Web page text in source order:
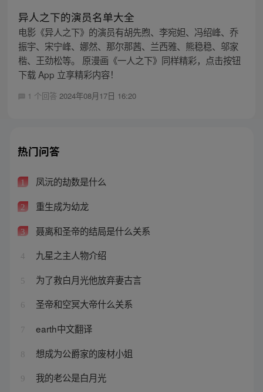
异人之下的演员名单大全
电影《异人之下》的演员有胡先煦、李宛妲、冯绍峰、乔
振宇、宋宁峰、娜然、那尔那茜、兰西雅、熊稳稳、邬家
楷、王劲松等。 原漫画《一人之下》同样精彩，点击按钮
下载 App 立享精彩内容！
1 个回答 2024年08月17日 16:20
热门问答
1 凤沅的劫数是什么
2 重生成为幼龙
3 聂离和圣帝的结局是什么关系
4 九星之主人物介绍
5 为了救白月光他放弃妻古言
6 圣帝和空冥大帝什么关系
7 earth中文翻译
8 想成为公爵家的废材小姐
9 我的老公是白月光